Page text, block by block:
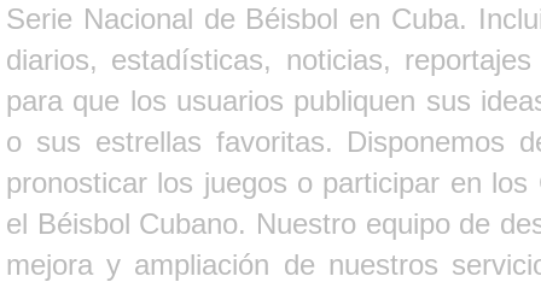
Serie Nacional de Béisbol en Cuba.
diarios, estadísticas, noticias,
para que los usuarios publiquen sus
o sus estrellas favoritas. Disponemos
pronosticar los juegos o participar en
el Béisbol Cubano. Nuestro equipo de
mejora y ampliación de nuestros